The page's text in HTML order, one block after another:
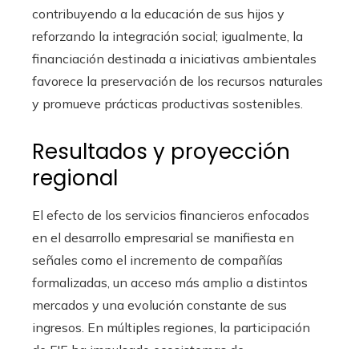
contribuyendo a la educación de sus hijos y
reforzando la integración social; igualmente, la
financiación destinada a iniciativas ambientales
favorece la preservación de los recursos naturales
y promueve prácticas productivas sostenibles.
Resultados y proyección
regional
El efecto de los servicios financieros enfocados
en el desarrollo empresarial se manifiesta en
señales como el incremento de compañías
formalizadas, un acceso más amplio a distintos
mercados y una evolución constante de sus
ingresos. En múltiples regiones, la participación